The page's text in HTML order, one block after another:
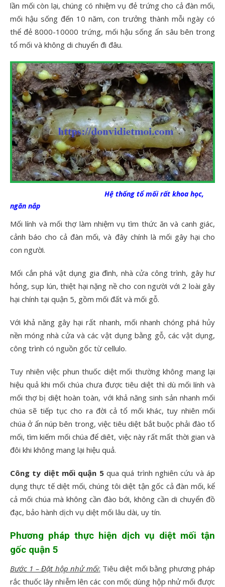
lần mối còn lại, chúng có nhiệm vụ đẻ trứng cho cả đàn mối,
mối hậu sống đến 10 năm, con trưởng thành mỗi ngày có
thể đẻ 8000-10000 trứng, mối hậu sống ẩn sâu bên trong
tổ mối và không di chuyển đi đâu.
Hệ thống tổ mối rất khoa học,
ngăn nắp
Mối lính và mối thợ làm nhiệm vụ tìm thức ăn và canh giác,
cảnh báo cho cả đàn mối, và đây chính là mối gây hại cho
con người.
Mối cắn phá vật dụng gia đình, nhà cửa công trình, gây hư
hỏng, sụp lún, thiệt hại nặng nề cho con người với 2 loài gây
hại chính tại quận 5, gồm mối đất và mối gỗ.
Với khả năng gây hại rất nhanh, mối nhanh chóng phá hủy
nền móng nhà cửa và các vật dụng bằng gỗ, các vật dụng,
công trình có nguồn gốc từ cellulo.
Tuy nhiên việc phun thuốc diệt mối thường không mang lại
hiệu quả khi mối chúa chưa được tiêu diệt thì dù mối lính và
mối thợ bị diệt hoàn toàn, với khả năng sinh sản nhanh mối
chúa sẽ tiếp tục cho ra đời cả tổ mối khác, tuy nhiên mối
chúa ở ẩn núp bên trong, việc tiêu diệt bắt buộc phải đào tổ
mối, tìm kiếm mối chúa để diêt, việc này rất mất thời gian và
đôi khi không mang lại hiệu quả.
Công ty diệt mối quận 5 qua quá trình nghiên cứu và áp
dụng thực tế diệt mối, chúng tôi diệt tận gốc cả đàn mối, kể
cả mối chúa mà không cần đào bới, không cần di chuyển đồ
đạc, bảo hành dịch vụ diệt mối lâu dài, uy tín.
Phương pháp thực hiện dịch vụ diệt mối tận
gốc quận 5
Bước 1 – Đặt hộp nhử mối: Tiêu diệt mối bằng phương pháp
rắc thuốc lây nhiễm lên các con mối; dùng hộp nhử mối được